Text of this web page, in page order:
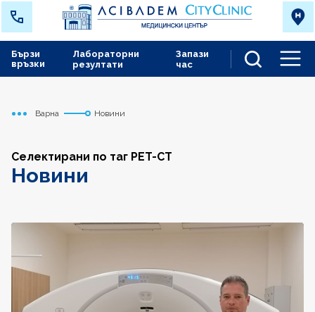
Лабораторни
резултати
Запази
час
Бързи
връзки
Начало
Варна Новини
Селектирани по таг PET-CT
Новини